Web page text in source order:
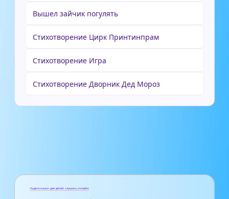
Вышел зайчик погулять
Стихотворение Цирк Принтинпрам
Стихотворение Игра
Стихотворение Дворник Дед Мороз
Аудиосказки для детей слушать онлайн